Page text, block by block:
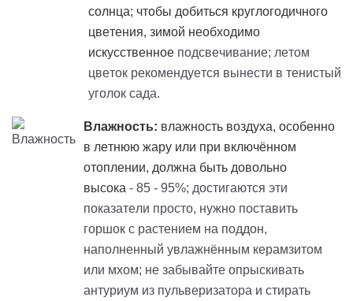
солнца; чтобы добиться круглогодичного
цветения, зимой необходимо
искусственное подсвечивание; летом
цветок рекомендуется вынести в тенистый
уголок сада.
Влажность: влажность воздуха, особенно
в летнюю жару или при включённом
отоплении, должна быть довольно
высока - 85 - 95%; достигаются эти
показатели просто, нужно поставить
горшок с растением на поддон,
наполненный увлажнённым керамзитом
или мхом; не забывайте опрыскивать
антуриум из пульверизатора и стирать